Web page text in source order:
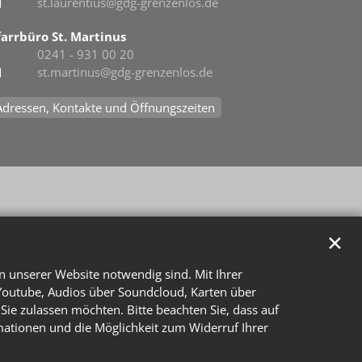
unserer Website notwendig sind. Mit Ihrer
Audios über Soundcloud, Karten über
zulassen möchten. Bitte beachten Sie, dass auf
und die Möglichkeit zum Widerruf Ihrer
✕
St. Martinus
0241 - 931 00 20
st.martinus@gdg-grenzenlos.de
Kontakte und Öffnungszeiten